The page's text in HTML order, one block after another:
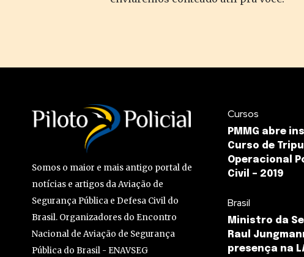
Somos o maior e mais antigo portal de
notícias e artigos da Aviação de
Segurança Pública e Defesa Civil do
Brasil. Organizadores do Encontro
Nacional de Aviação de Segurança
Pública do Brasil - ENAVSEG
Cursos
PMMG abre
Curso de
Operacional
Civil – 2019
Brasil
Ministro da
Raul
presença na